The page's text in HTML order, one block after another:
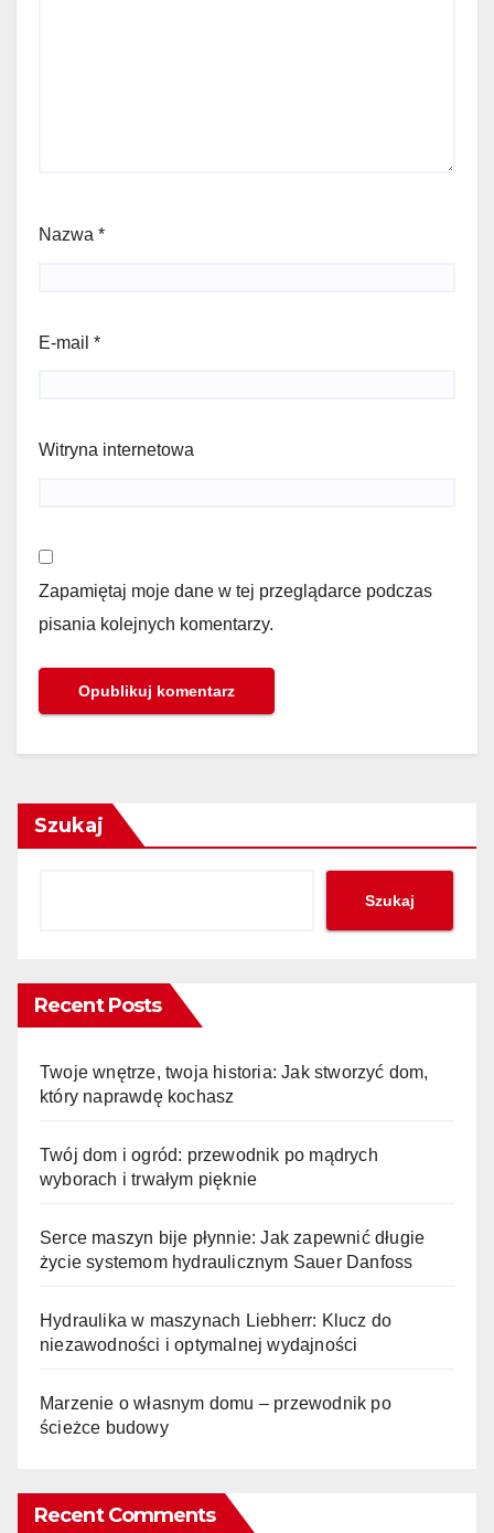
Nazwa *
E-mail *
Witryna internetowa
Zapamiętaj moje dane w tej przeglądarce podczas
pisania kolejnych komentarzy.
Szukaj
Szukaj
Recent Posts
Twoje wnętrze, twoja historia: Jak stworzyć dom,
który naprawdę kochasz
Twój dom i ogród: przewodnik po mądrych
wyborach i trwałym pięknie
Serce maszyn bije płynnie: Jak zapewnić długie
życie systemom hydraulicznym Sauer Danfoss
Hydraulika w maszynach Liebherr: Klucz do
niezawodności i optymalnej wydajności
Marzenie o własnym domu – przewodnik po
ścieżce budowy
Recent Comments